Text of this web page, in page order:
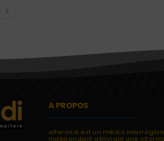
A PROPOS
altermidi est un média
indépendant délivrant une